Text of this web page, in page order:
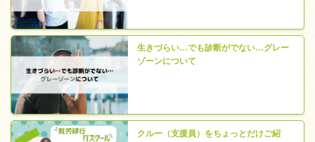
生きづらい…でも診断がでない…グレー
ゾーンについて
クルー（支援員）をちょっとだけご紹